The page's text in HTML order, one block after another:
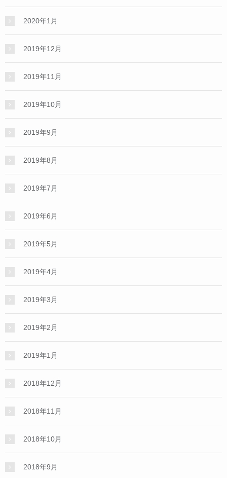
2020年1月
2019年12月
2019年11月
2019年10月
2019年9月
2019年8月
2019年7月
2019年6月
2019年5月
2019年4月
2019年3月
2019年2月
2019年1月
2018年12月
2018年11月
2018年10月
2018年9月